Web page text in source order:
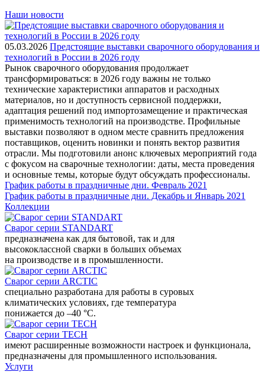
Наши новости
05.03.2026 Предстоящие выставки сварочного оборудования и
технологий в России в 2026 году
Рынок сварочного оборудования продолжает
трансформироваться: в 2026 году важны не только
технические характеристики аппаратов и расходных
материалов, но и доступность сервисной поддержки,
адаптация решений под импортозамещение и практическая
применимость технологий на производстве. Профильные
выставки позволяют в одном месте сравнить предложения
поставщиков, оценить новинки и понять вектор развития
отрасли. Мы подготовили анонс ключевых мероприятий года
с фокусом на сварочные технологии: даты, места проведения
и основные темы, которые будут обсуждать профессионалы.
График работы в праздничные дни. Февраль 2021
График работы в праздничные дни. Декабрь и Январь 2021
Коллекции
Сварог серии STANDART
предназначена как для бытовой, так и для
высококлассной сварки в больших объемах
на производстве и в промышленности.
Сварог серии ARCTIC
специально разработана для работы в суровых
климатических условиях, где температура
понижается до –40 °С.
Сварог серии TECH
имеют расширенные возможности настроек и функционала,
предназначены для промышленного использования.
Услуги